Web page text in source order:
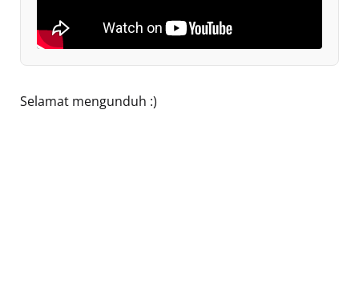
Selamat mengunduh :)